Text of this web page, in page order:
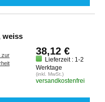
weiss
zur
38,12 €
Lieferzeit : 1-2
Werktage
(inkl. MwSt.)
versandkostenfrei